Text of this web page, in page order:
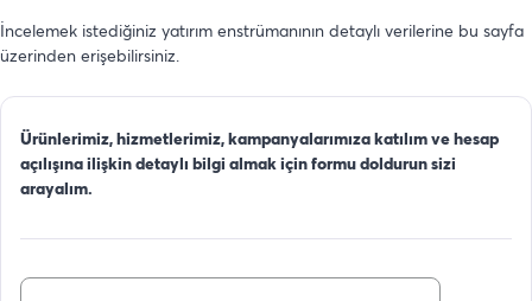
İncelemek istediğiniz yatırım enstrümanının detaylı verilerine bu sayfa
üzerinden erişebilirsiniz.
Ürünlerimiz, hizmetlerimiz, kampanyalarımıza katılım ve hesap
açılışına ilişkin detaylı bilgi almak için formu doldurun sizi
arayalım.